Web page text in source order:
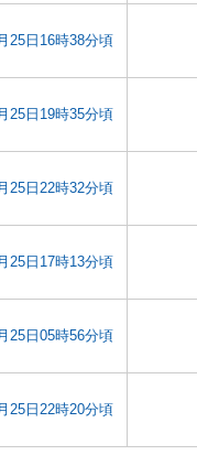
25日16時38分頃
25日19時35分頃
25日22時32分頃
25日17時13分頃
25日05時56分頃
25日22時20分頃